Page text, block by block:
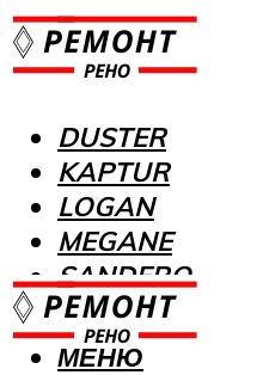
DUSTER
KAPTUR
LOGAN
MEGANE
SANDERO
МЕНЮ